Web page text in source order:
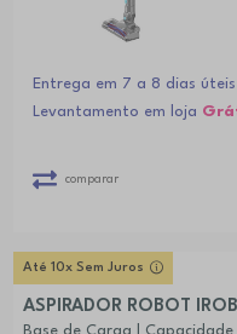
Entrega em 7 a 8 dias úteis
Levantamento em loja
comparar
Até 10x Sem Juros
ASPIRADOR ROBOT